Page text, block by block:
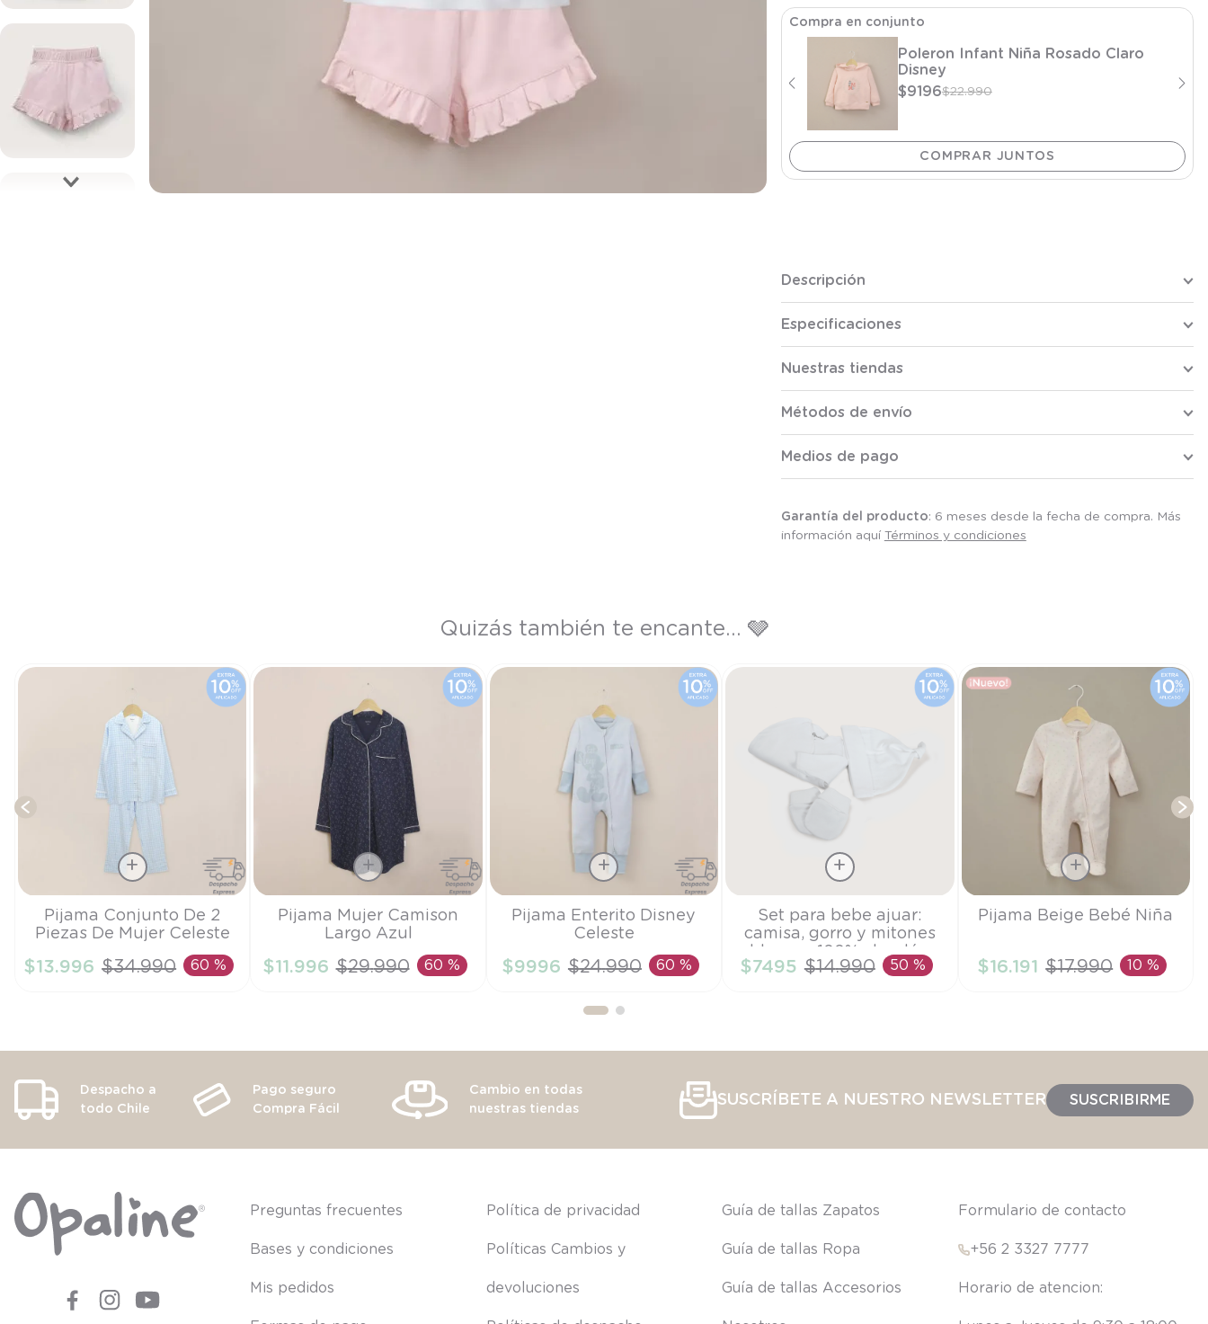
Compra en conjunto
Poleron Infant Niña Rosado Disney
990
Poleron Infant Niña Rosado Claro
Disney
$9196$22.990
Descripción
Especificaciones
Nuestras tiendas
Métodos de envío
Medios de pago
Garantía del producto: 6 meses desde la fecha de compra. Más
información aquí Términos y condiciones
Quizás también te encante... 🩶
Talla
S
AÑADIR AL CARRITO
Pijama Conjunto De 2
Piezas De Mujer Celeste
$13.996 $34.990 60 %
Talla
AÑADIR AL CARRITO
Pijama Mujer Camison
Largo Azul
$11 .996 $29.990 60 %
Talla
AÑADIR AL CARRITO
Pijama Enterito Disney
Celeste
$9996 $24.990 60 %
Talla
TU
AÑADIR AL CARRITO
Set para bebe ajuar:
camisa, gorro y mitones
blancos 100% algodón
$7495 $14.990 50 %
Talla
AÑADIR AL CARRITO
Pijama Beige Bebé Niña
$16.191 $17.990 10 %
Despacho a
todo Chile
Pago seguro
Compra Fácil
Cambio en todas
nuestras tiendas
SUSCRÍBETE A NUESTRO NEWSLETTER SUSCRIBIRME
Preguntas frecuentes
Bases y condiciones
Mis pedidos
Política de privacidad
Políticas Cambios y
devoluciones
Guía de tallas Zapatos
Guía de tallas Ropa
Guía de tallas Accesorios
Formulario de contacto
+56 2 3327 7777